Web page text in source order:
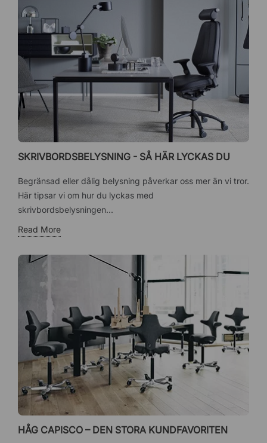
SKRIVBORDSBELYSNING - SÅ HÄR LYCKAS DU
Begränsad eller dålig belysning påverkar oss mer än vi tror.
Här tipsar vi om hur du lyckas med
skrivbordsbelysningen...
Read More
HÅG CAPISCO – DEN STORA KUNDFAVORITEN